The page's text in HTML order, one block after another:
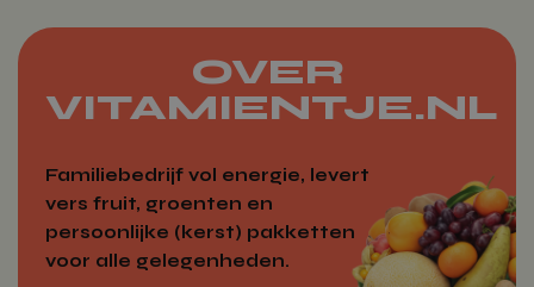
Voeg toe
OVER
VITAMIENTJE.NL
Familiebedrijf vol energie, levert
vers fruit, groenten en
persoonlijke (kerst) pakketten
voor alle gelegenheden.